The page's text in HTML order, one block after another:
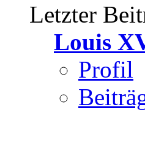
Letzter
Louis
Profil